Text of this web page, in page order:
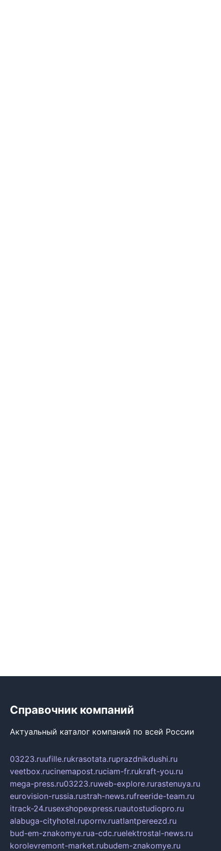
Справочник компаний
Актуальный каталог компаний по всей России
03223.ruufille.rukrasotata.ruprazdnikdushi.ru
veetbox.rucinemapost.ruciam-fr.rukraft-you.ru
mega-press.ru03223.ruweb-explore.rurastenuya.ru
eurovision-russia.rustrah-news.rufreeride-team.ru
itrack-24.rusexshopexpress.ruautostudiopro.ru
alabuga-cityhotel.rupornv.ruatlantpereezd.ru
bud-em-znakomye.rua-cdc.ruelektrostal-news.ru
korolevremont-market.rubudem-znakomye.ru